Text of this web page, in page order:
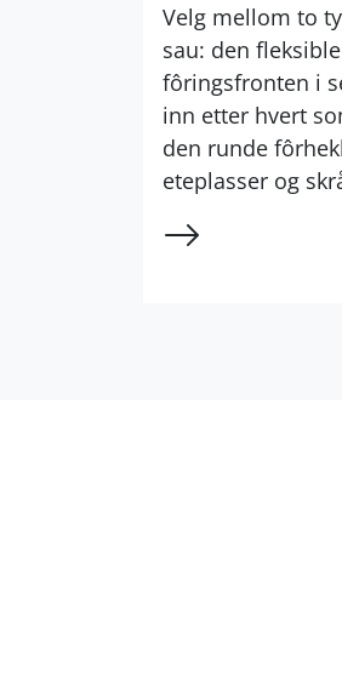
Velg mellom to
sau: den
fôringsfronten i
inn etter hvert
den runde
eteplasser og